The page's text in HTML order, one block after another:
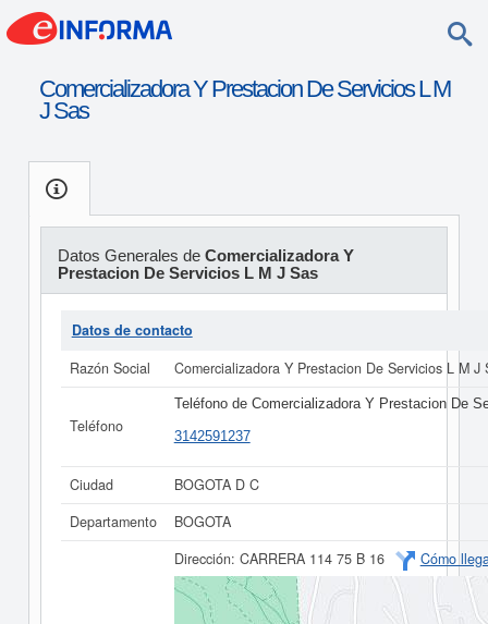
Comercializadora Y Prestacion De Servicios L M
J Sas
Datos Generales de Comercializadora Y
Prestacion De Servicios L M J Sas
Datos de contacto
Razón Social
Comercializadora Y Prestacion De Servicios L M J
Teléfono
Teléfono de Comercializadora Y Prestacion De
3142591237
Ciudad
BOGOTA D C
Departamento
BOGOTA
Dirección: CARRERA 114 75 B 16 Cómo